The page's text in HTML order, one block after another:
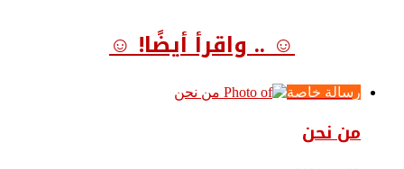
☺ .. واقرأ أيضًا! ☺
رسالة خاصة
من نحن